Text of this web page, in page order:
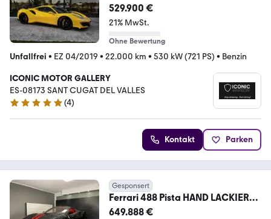
529.900 €
21% MwSt.
Ohne Bewertung
Unfallfrei • EZ 04/2019 • 22.000 km • 530 kW (721 PS) • Benzin
ICONIC MOTOR GALLERY
ES-08173 SANT CUGAT DEL VALLES
5 Sterne
(4)
Kontakt Parken
Gesponsert
Ferrari 488 Pista HAND LACKIERT
VOLL KOHLENFASER 1.HAND
649.888 €